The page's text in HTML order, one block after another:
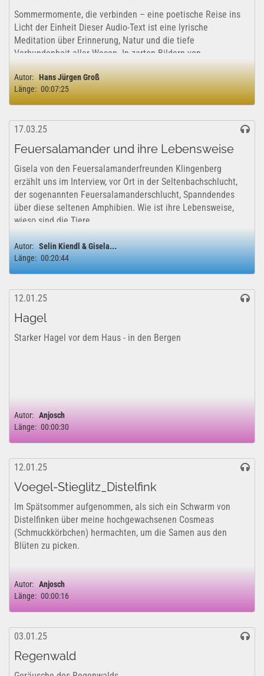
Sommermomente, die verbinden – eine poetische Reise ins
Licht der Einheit Dieser Audio-Text ist eine lyrische
Meditation über Erinnerung, Natur und die tiefe
Verbundenheit aller Wesen. In zarten Bildern von
Mohnfeldern, Lagerfeuern, Großmutters Hand...
Autor: Hans Jürgen Groß
Länge: 00:07:25
17.03.25
Feuersalamander und ihre Lebensweise
Gisela von den Feuersalamanderfreunden Klingenberg
erzählt uns im Interview, vor Ort in der Seltenbachschlucht,
der sogenannten Feuersalamanderschlucht, Spanndendes
über diese seltenen Amphibien. Wie ist ihre Lebensweise,
wieso sind die Tiere...
Autor: Selin Kiendl & Gisela...
Länge: 00:20:44
12.01.25
Hagel
Starker Hagel vor dem Haus - in den Bergen
Autor: Anjosch
Länge: 00:00:30
12.01.25
Voegel-Stieglitz_Distelfink
Im Spätsommer aufgenommen, als sich ein Schwarm von
Distelfinken über meine hochgewachsenen Cosmeas
(Schmuckkörbchen) hermachten, um die Samen aus den
Blüten zu picken.
Autor: Anjosch
Länge: 00:00:16
03.01.25
Regenwald